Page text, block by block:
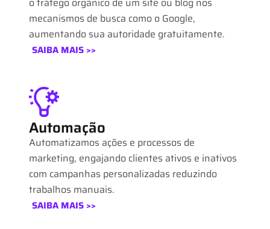
mecanismos de busca como o Google,
aumentando sua autoridade gratuitamente.
SAIBA MAIS >>
Automação
Automatizamos ações e processos de
marketing, engajando clientes ativos e inativos
com campanhas personalizadas reduzindo
trabalhos manuais.
SAIBA MAIS >>